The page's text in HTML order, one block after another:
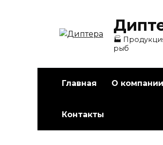
🏭️
рыб
Главная О компании
Контакты